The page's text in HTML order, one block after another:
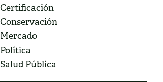
Certificación
Conservación
Mercado
Política
Salud Pública